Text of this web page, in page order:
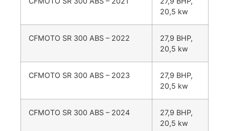
20,5 kw
CFMOTO SR 300 ABS – 2022
27,9 BHP,
20,5 kw
CFMOTO SR 300 ABS – 2023
27,9 BHP,
20,5 kw
CFMOTO SR 300 ABS – 2024
27,9 BHP,
20,5 kw